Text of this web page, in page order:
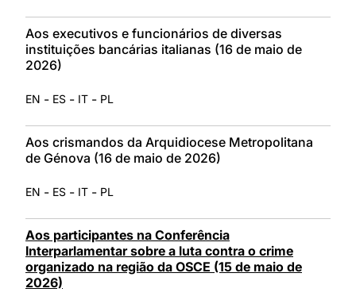
Aos executivos e funcionários de diversas
instituições bancárias italianas (16 de maio de
2026)
EN - ES - IT - PL
Aos crismandos da Arquidiocese Metropolitana
de Génova (16 de maio de 2026)
EN - ES - IT - PL
Aos participantes na Conferência
Interparlamentar sobre a luta contra o crime
organizado na região da OSCE (15 de maio de
2026)